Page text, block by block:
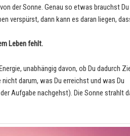
der Sonne. Genau so etwas brauchst Du
verspürst, dann kann es daran liegen,
Leben fehlt.
unabhängig davon, ob Du dadurch
darum, was Du erreichst und was Du
Aufgabe nachgehst). Die Sonne strahlt